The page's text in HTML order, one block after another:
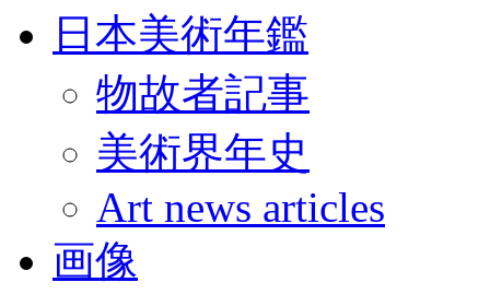
日本美術年鑑
物故者記事
美術界年史
Art news articles
画像